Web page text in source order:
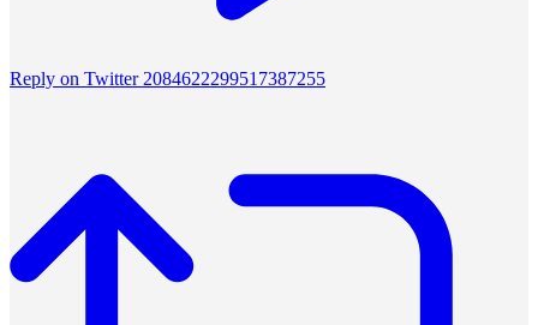
Reply on Twitter 2084622299517387255